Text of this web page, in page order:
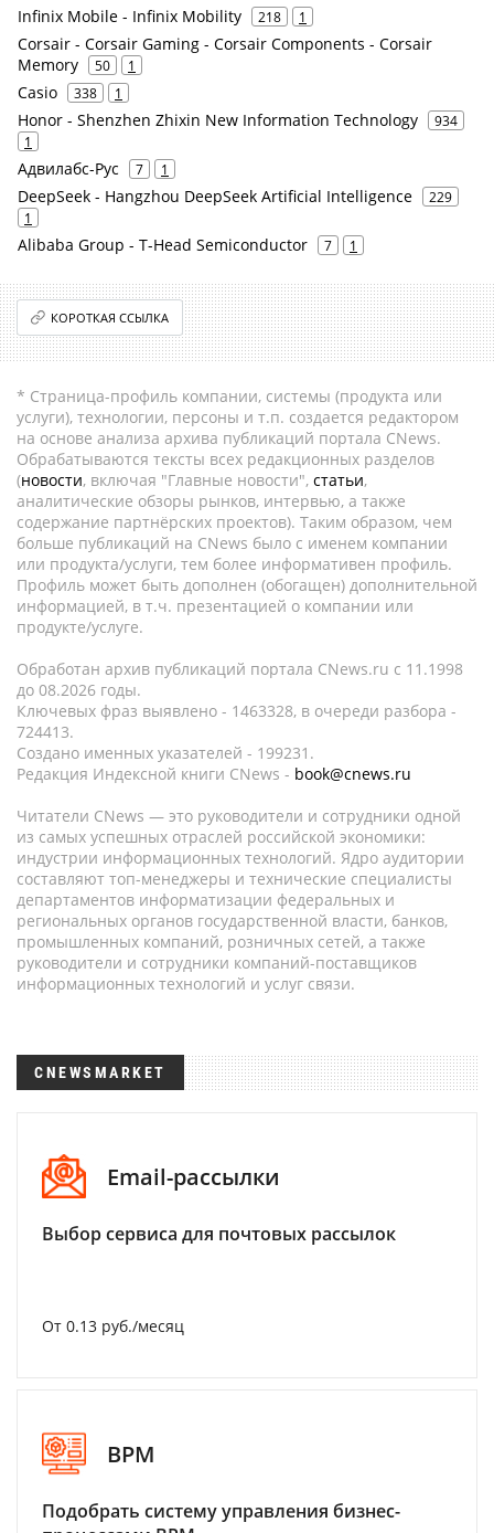
Infinix Mobile - Infinix Mobility 218 1
Corsair - Corsair Gaming - Corsair Components - Corsair
Memory
50 1
Casio 338 1
Honor - Shenzhen Zhixin New Information Technology
934
1
Адвилабс-Рус 7 1
DeepSeek - Hangzhou DeepSeek Artificial Intelligence
229
1
Alibaba Group - T-Head Semiconductor 7 1
КОРОТКАЯ ССЫЛКА
* Страница-профиль компании, системы (продукта или
услуги), технологии, персоны и т.п. создается редактором
на основе анализа архива публикаций портала CNews.
Обрабатываются тексты всех редакционных разделов
(новости, включая "Главные новости", статьи,
аналитические обзоры рынков, интервью, а также
содержание партнёрских проектов). Таким образом, чем
больше публикаций на CNews было с именем компании
или продукта/услуги, тем более информативен профиль.
Профиль может быть дополнен (обогащен) дополнительной
информацией, в т.ч. презентацией о компании или
продукте/услуге.
Обработан архив публикаций портала CNews.ru c 11.1998
до 08.2026 годы.
Ключевых фраз выявлено - 1463328, в очереди разбора -
724413.
Создано именных указателей - 199231.
Редакция Индексной книги CNews - book@cnews.ru
Читатели CNews — это руководители и сотрудники одной
из самых успешных отраслей российской экономики:
индустрии информационных технологий. Ядро аудитории
составляют топ-менеджеры и технические специалисты
департаментов информатизации федеральных и
региональных органов государственной власти, банков,
промышленных компаний, розничных сетей, а также
руководители и сотрудники компаний-поставщиков
информационных технологий и услуг связи.
CNEWSMARKET
Email-рассылки
Выбор сервиса для почтовых рассылок
От 0.13 руб./месяц
BPM
Подобрать систему управления бизнес-